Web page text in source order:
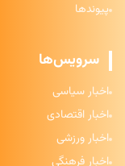
پیوندها
سرویس‌ها
اخبار سیاسی
اخبار اقتصادی
اخبار ورزشی
اخبار فرهنگی